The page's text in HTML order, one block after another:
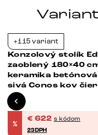
+115 variant
Konzolový stolík
zaoblený 180×40
keramika betónová
sivá Conos kov
%
€ 622 s kódom
23DPH